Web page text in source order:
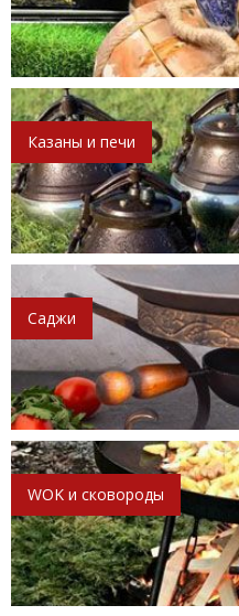
Казаны и печи
Саджи
WOK и сковороды